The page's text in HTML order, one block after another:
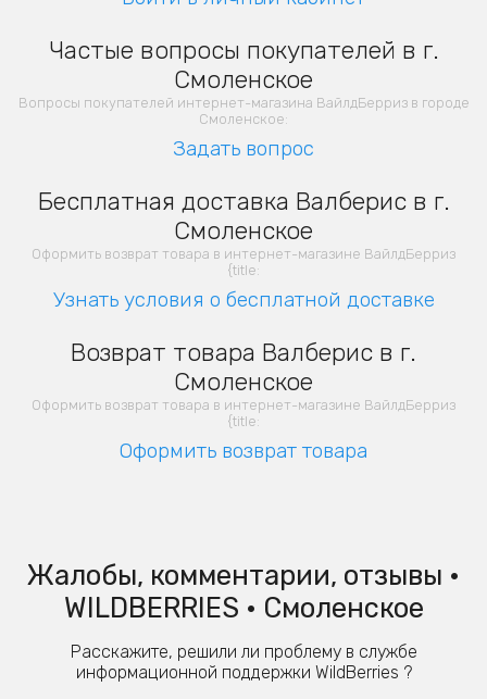
Частые вопросы покупателей в г.
Смоленское
Вопросы покупателей интернет-магазина ВайлдБерриз в городе
Смоленское:
Задать вопрос
Бесплатная доставка Валберис в г.
Смоленское
Оформить возврат товара в интернет-магазине ВайлдБерриз
{title:
Узнать условия о бесплатной доставке
Возврат товара Валберис в г.
Смоленское
Оформить возврат товара в интернет-магазине ВайлдБерриз
{title:
Оформить возврат товара
Жалобы, комментарии, отзывы •
WILDBERRIES • Смоленское
Расскажите, решили ли проблему в службе
информационной поддержки WildBerries ?